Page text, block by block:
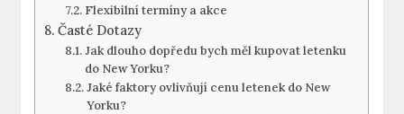
Flexibilní termíny a akce
Časté Dotazy
Jak dlouho dopředu bych měl kupovat letenku
do New Yorku?
Jaké faktory ovlivňují cenu letenek do New
Yorku?